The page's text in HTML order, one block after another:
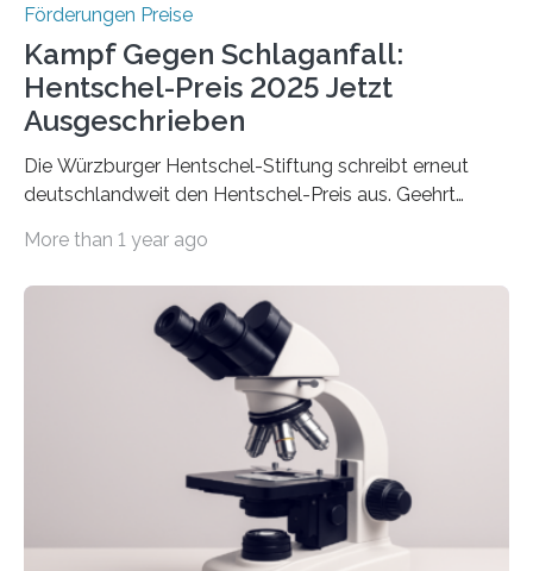
Förderungen Preise
Kampf Gegen Schlaganfall:
Hentschel-Preis 2025 Jetzt
Ausgeschrieben
Die Würzburger Hentschel-Stiftung schreibt erneut
deutschlandweit den Hentschel-Preis aus. Geehrt
hochrangige wissenschaftliche Publikation zum Thema
Schlaganfall“ mit Sitz in Würzburg fördert die
Schlaganfallforschung, um die Behandlung der
Betroffenen zu verbessern. Dazu schreibt sie auch in
diesem Jahr wieder deutschlandweit den Hentschel-
Preis aus. Er richtet sich gezielt an jüngere
Forscherinnen und Forscher unter 40 Jahren. Geehrt
werden soll eine herausragende Doktorarbeit oder eine
hochrangige wissenschaftliche Publikation zum Thema
More than 1 year ago